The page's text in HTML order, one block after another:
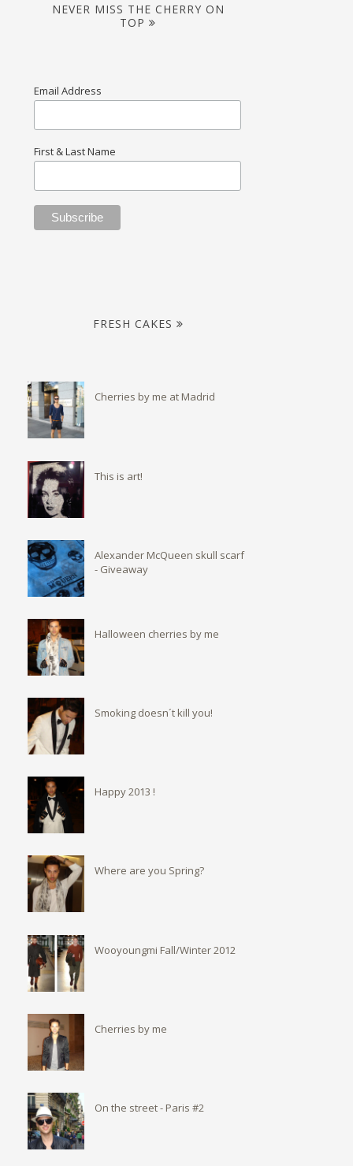
NEVER MISS THE CHERRY ON
TOP
Email Address
First & Last Name
FRESH CAKES
Cherries by me at Madrid
This is art!
Alexander McQueen skull scarf
- Giveaway
Halloween cherries by me
Smoking doesn´t kill you!
Happy 2013 !
Where are you Spring?
Wooyoungmi Fall/Winter 2012
Cherries by me
On the street - Paris #2